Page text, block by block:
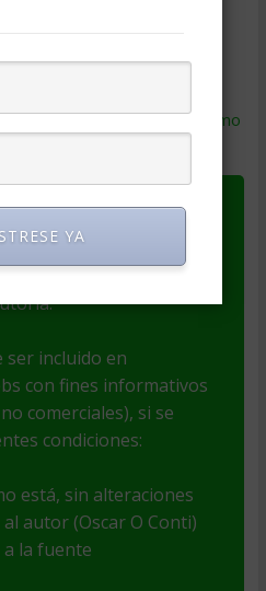
reducir el spam.Aprende cómo
comentarios
por el contenido y
ser incluido en
con fines informativos
comerciales), si se
condiciones:
está, sin alteraciones
autor (Oscar O Conti)
la fuente
YA